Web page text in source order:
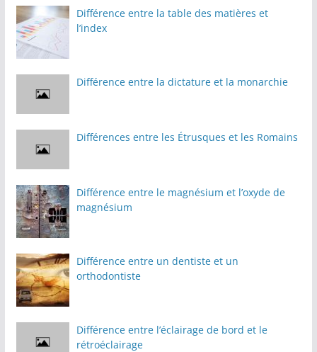
Différence entre la table des matières et
l’index
Différence entre la dictature et la monarchie
Différences entre les Étrusques et les Romains
Différence entre le magnésium et l’oxyde de
magnésium
Différence entre un dentiste et un
orthodontiste
Différence entre l’éclairage de bord et le
rétroéclairage